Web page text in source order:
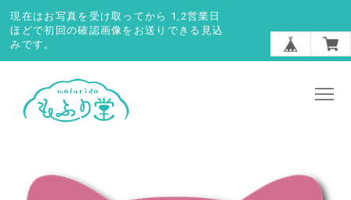
現在はお写真を受け取ってから 1,2営業日
ほどで初回の確認画像をお送りできる見込
みです。